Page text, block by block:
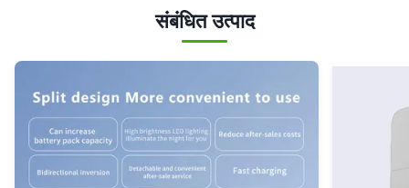
संबंधित उत्पाद